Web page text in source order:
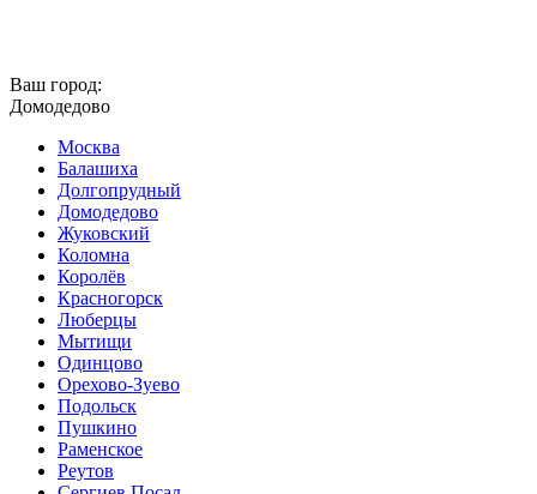
Ваш город:
Домодедово
Москва
Балашиха
Долгопрудный
Домодедово
Жуковский
Коломна
Королёв
Красногорск
Люберцы
Мытищи
Одинцово
Орехово-Зуево
Подольск
Пушкино
Раменское
Реутов